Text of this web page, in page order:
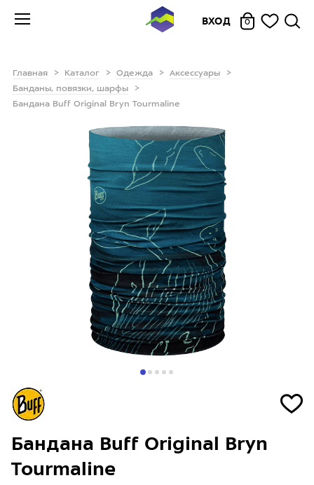
ВХОД 0
Главная Каталог Одежда
Аксессуары
Банданы, повязки, шарфы
Бандана Buff Original Bryn Tourmaline
Бандана Buff Original Bryn
Tourmaline